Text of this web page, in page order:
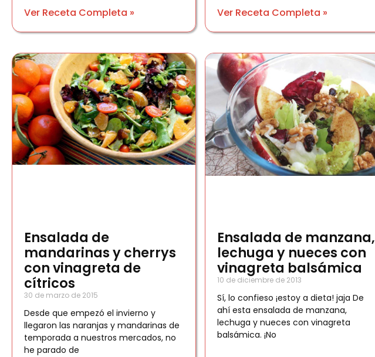
Ver Receta Completa » Ver Receta Completa »
Ensalada de
mandarinas y cherrys
con vinagreta de
cítricos
30 de marzo de 2015
Desde que empezó el invierno y
llegaron las naranjas y mandarinas de
temporada a nuestros mercados, no
he parado de
Ensalada de manzana,
lechuga y nueces con
vinagreta balsámica
10 de diciembre de 2013
Sí, lo confieso ¡estoy a dieta! jaja De
ahí esta ensalada de manzana,
lechuga y nueces con vinagreta
balsámica. ¡No